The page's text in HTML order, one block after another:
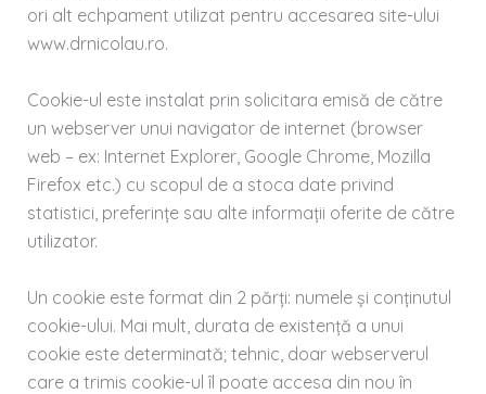
ori alt echpament utilizat pentru accesarea site-ului
www.drnicolau.ro.
Cookie-ul este instalat prin solicitara emisă de către
un webserver unui navigator de internet (browser
web – ex: Internet Explorer, Google Chrome, Mozilla
Firefox etc.) cu scopul de a stoca date privind
statistici, preferințe sau alte informații oferite de către
utilizator.
Un cookie este format din 2 părți: numele și conținutul
cookie-ului. Mai mult, durata de existență a unui
cookie este determinată; tehnic, doar webserverul
care a trimis cookie-ul îl poate accesa din nou în